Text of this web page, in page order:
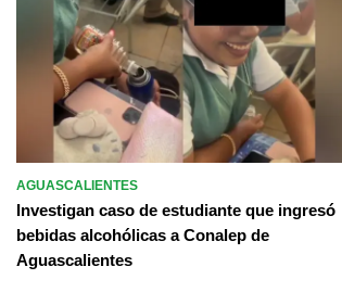
AGUASCALIENTES
Investigan caso de estudiante que ingresó
bebidas alcohólicas a Conalep de
Aguascalientes